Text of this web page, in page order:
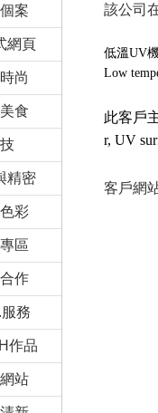
案
網頁
尚
食
精密
彩
區
作
務
作品
站
該公司
低溫UV
Low
此客戶
r, UV
客戶網